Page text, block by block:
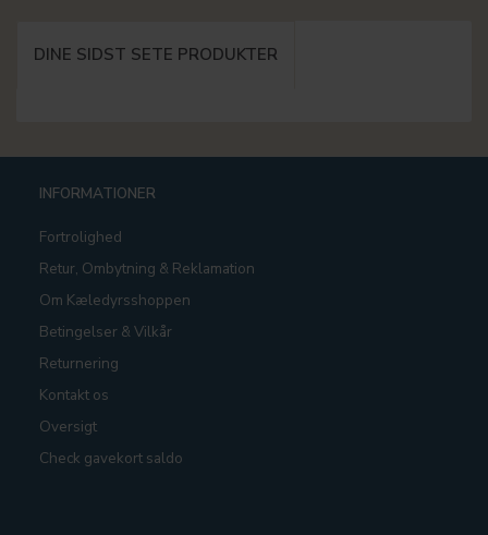
DINE SIDST SETE PRODUKTER
INFORMATIONER
Fortrolighed
Retur, Ombytning & Reklamation
Om Kæledyrsshoppen
Betingelser & Vilkår
Returnering
Kontakt os
Oversigt
Check gavekort saldo